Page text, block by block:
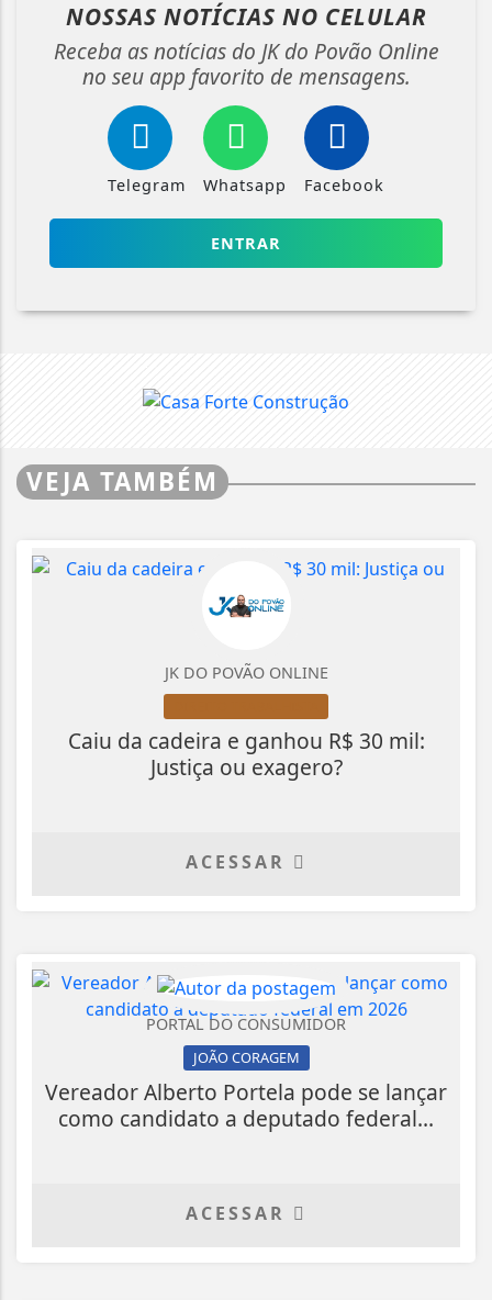
NOSSAS NOTÍCIAS NO CELULAR
Receba as notícias do JK do Povão Online
no seu app favorito de mensagens.
Telegram Whatsapp Facebook
ENTRAR
VEJA TAMBÉM
JK DO POVÃO ONLINE
Caiu da cadeira e ganhou R$ 30 mil:
Justiça ou exagero?
ACESSAR
PORTAL DO CONSUMIDOR
JOÃO CORAGEM
Vereador Alberto Portela pode se lançar
como candidato a deputado federal...
ACESSAR